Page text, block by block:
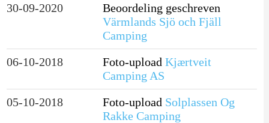
30-09-2020
Beoordeling geschreven
Värmlands Sjö och Fjäll
Camping
06-10-2018
Foto-upload Kjærtveit
Camping AS
05-10-2018
Foto-upload Solplassen Og
Rakke Camping